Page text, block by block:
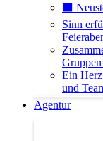
⬛️
Sinn
Ein
und
Agentur